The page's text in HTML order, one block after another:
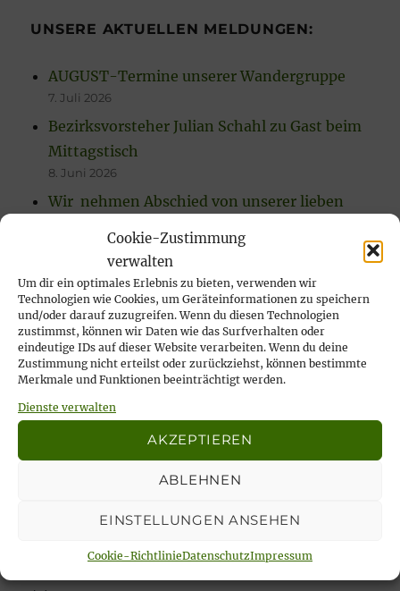
Cookie-Zustimmung
verwalten
Um dir ein optimales Erlebnis zu bieten, verwenden wir
Technologien wie Cookies, um Geräteinformationen zu speichern
und/oder darauf zuzugreifen. Wenn du diesen Technologien
zustimmst, können wir Daten wie das Surfverhalten oder
eindeutige IDs auf dieser Website verarbeiten. Wenn du deine
Zustimmung nicht erteilst oder zurückziehst, können bestimmte
Merkmale und Funktionen beeinträchtigt werden.
Dienste verwalten
AKZEPTIEREN
ABLEHNEN
EINSTELLUNGEN ANSEHEN
Cookie-RichtlinieDatenschutzImpressum
UNSERE AKTUELLEN MELDUNGEN:
AUGUST-Termine unserer Wandergruppe
7. Juli 2026
Bezirksvorsteher Julian Schahl zu Gast beim
Mittagstisch
8. Juni 2026
Wir nehmen Abschied von unserer lieben
4. Mai 2026
… immer wieder sonntags, tata!
21. April 2026
Rückblick auf das Karfreitags-Fischessen
14. April 2026
Nachlese Rosenmontagsparty 2026: es
wurde gesungen, gelacht & geschunkelt!
23. Februar 2026
Unsere aktuellen Veranstaltungen: